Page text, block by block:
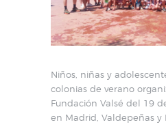
Niños, niñas y
colonias de verano
Fundación Valsé del 19
en Madrid, Valdepeñas y